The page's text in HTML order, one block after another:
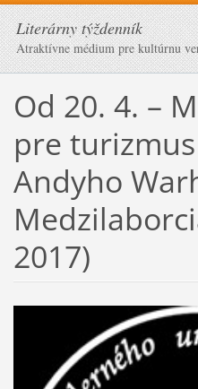
Literárny týždenník
Atraktívne médium pre kultúrnu
Od 20. 4. –
pre
Andyho
2017)